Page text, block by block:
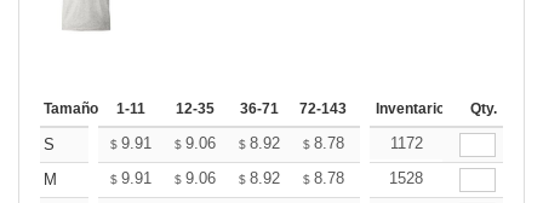
Tamaño 1-11 12-35 36-71 72-143 144-287 288 +
Inventario Qty.
S $ 9.91 $ 9.06 $ 8.92 $ 8.78 8.64
1172
M
$ 9.91 $ 9.06 $ 8.92 $ 8.78 8.64
1528